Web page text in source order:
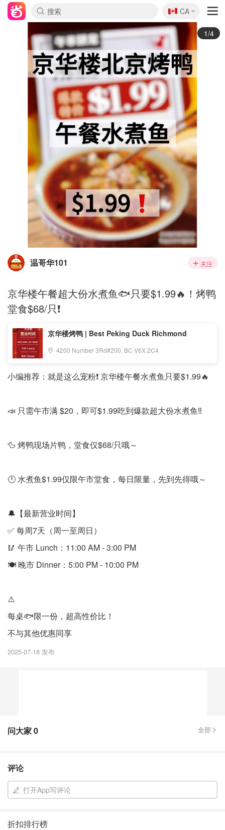
🇨🇦
CA
2/4
温哥华101 关注
京华楼午餐超大份水煮鱼🐟只要$1.99🔥！烤鸭
堂食$68/只❗️
京华楼烤鸭 | Best Peking Duck Richmond
4200 Number 3Rd#200, BC V6X 2C4
小编推荐：就是这么宠粉❗️ 京华楼午餐水煮鱼只要$1.99🔥
📣 只需午市满 $20，即可$1.99吃到爆款超大份水煮鱼‼️
🦆 烤鸭现场片鸭，堂食仅$68/只哦～
🕛 水煮鱼$1.99仅限午市堂食，每日限量，先到先得哦～
🔔【最新营业时间】
✅ 每周7天（周一至周日）
🥢 午市 Lunch：11:00 AM - 3:00 PM
🍽 晚市 Dinner：5:00 PM - 10:00 PM
⚠️
每桌🐟限一份，超高性价比！
不与其他优惠同享
2025-07-18 发布
问大家0 全部
评论
打开App写评论
折扣排行榜